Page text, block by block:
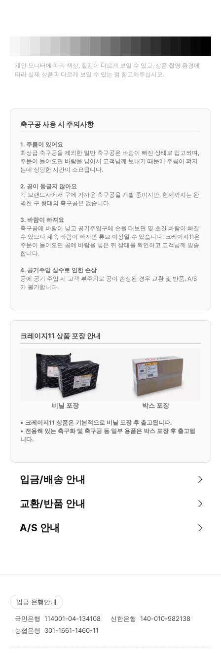
개인 모니터에 따라 색상, 질감이 다르게 보일 수 있고, 상품 촬영 환경에
따라 실제 상품과 다르게 보일 수 있는 점 참고해주십시오.
축구공 사용 시 주의사항
1. 주름이 있어요
최상급 축구공을 제외한 일반 축구공은 바람이 빠진 상태로 입고되며,
주문이 들어오면 바람을 넣어서 고객님께 보내기 때문에 주름이 펴지
는데 상당한 시간이 소요됩니다.
2. 공이 둥글지 않아요
각 브랜드사에서 구에 가까운 축구공을 개발 중이지만, 현재까지는 완
벽한 구 형태의 축구공은 없습니다.
3. 바람이 빠져요
축구공에 바람이 넣고 공기주입구에 손을 대보면 몇 초간 바람이 빠질
수 있으나 계속 바람이 빠지면 튜브 이상일 수 있습니다. 크레이지11은
주문이 들어오면 공에 바람을 넣은 뒤 상태를 확인하고 고객님께 발송
합니다.
4. 공기주입 실수로 인한 손상
공에 공기 주입 시 고객 부주의로 공이 손상된 경우 교환 및 반품, A/S
가 불가합니다.
크레이지11 상품 포장 안내
비닐 포장 박스 포장
• 크레이지11 상품은 기본적으로 비닐 포장 후 출고됩니다.
• 전용쌕 있는 축구화 및 축구공 등 일부 용품은 박스 포장 후 출고됩
니다.
입금/배송 안내
교환/반품 안내
A/S 안내
입금 은행안내
국민은행 114001-04-134108 신한은행 140-010-982138
농협은행 301-1661-1460-11